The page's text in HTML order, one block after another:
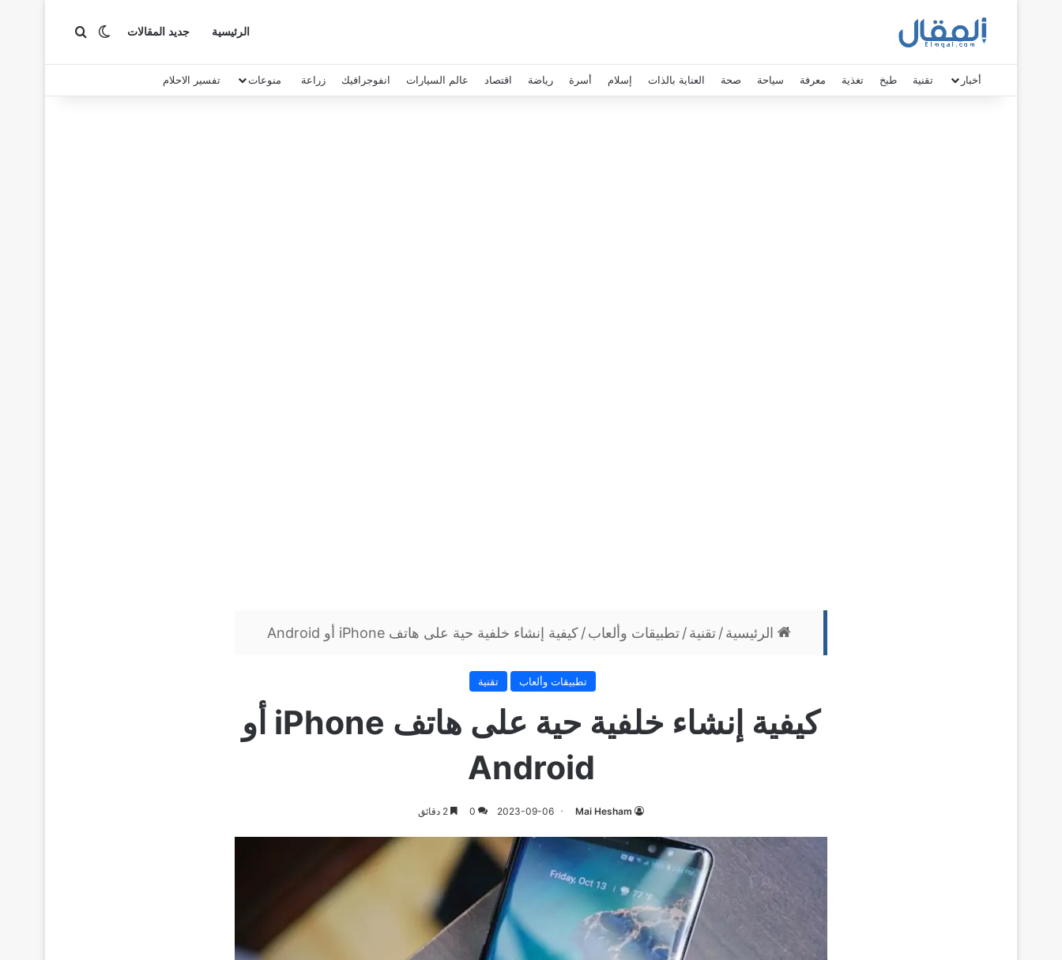
الرئيسية جديد المقالات الوضع المظلم
بحث عن
أخبار تقنية طبخ تغذية معرفة سياحة صحة العناية بالذات إسلام أسرة رياضة اقتصاد عالم السيارات انفوجرافيك زراعة منوعات تفسير الاحلام
الرئيسية/تقنية/تطبيقات وألعاب/كيفية إنشاء خلفية حية على هاتف iPhone أو Android
تطبيقات وألعاب تقنية
كيفية إنشاء خلفية حية على هاتف iPhone أو
Android
Mai Hesham
2023-09-06
0